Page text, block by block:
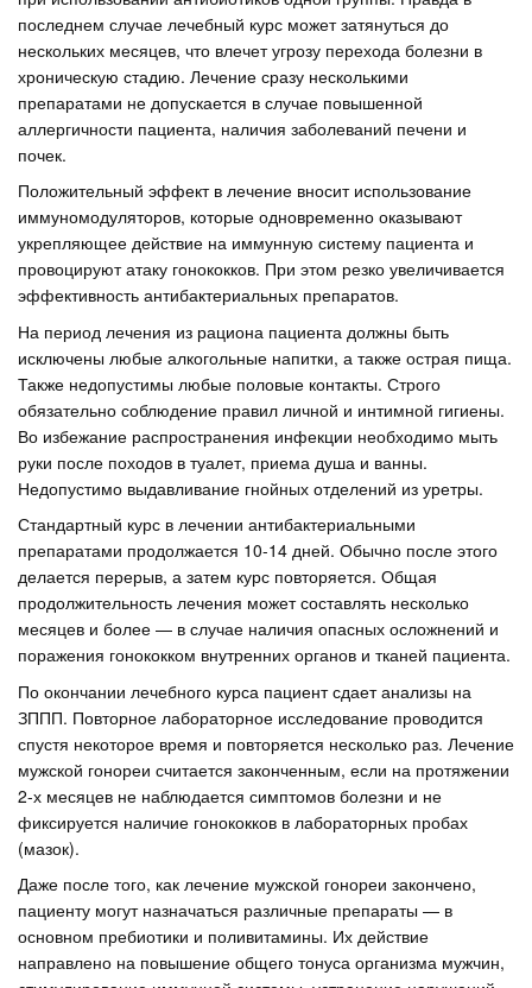
последнем случае лечебный курс может затянуться до
нескольких месяцев, что влечет угрозу перехода болезни в
хроническую стадию. Лечение сразу несколькими
препаратами не допускается в случае повышенной
аллергичности пациента, наличия заболеваний печени и
почек.
Положительный эффект в лечение вносит использование
иммуномодуляторов, которые одновременно оказывают
укрепляющее действие на иммунную систему пациента и
провоцируют атаку гонококков. При этом резко увеличивается
эффективность антибактериальных препаратов.
На период лечения из рациона пациента должны быть
исключены любые алкогольные напитки, а также острая пища.
Также недопустимы любые половые контакты. Строго
обязательно соблюдение правил личной и интимной гигиены.
Во избежание распространения инфекции необходимо мыть
руки после походов в туалет, приема душа и ванны.
Недопустимо выдавливание гнойных отделений из уретры.
Стандартный курс в лечении антибактериальными
препаратами продолжается 10-14 дней. Обычно после этого
делается перерыв, а затем курс повторяется. Общая
продолжительность лечения может составлять несколько
месяцев и более — в случае наличия опасных осложнений и
поражения гонококком внутренних органов и тканей пациента.
По окончании лечебного курса пациент сдает анализы на
ЗППП. Повторное лабораторное исследование проводится
спустя некоторое время и повторяется несколько раз. Лечение
мужской гонореи считается законченным, если на протяжении
2-х месяцев не наблюдается симптомов болезни и не
фиксируется наличие гонококков в лабораторных пробах
(мазок).
Даже после того, как лечение мужской гонореи закончено,
пациенту могут назначаться различные препараты — в
основном пребиотики и поливитамины. Их действие
направлено на повышение общего тонуса организма мужчин,